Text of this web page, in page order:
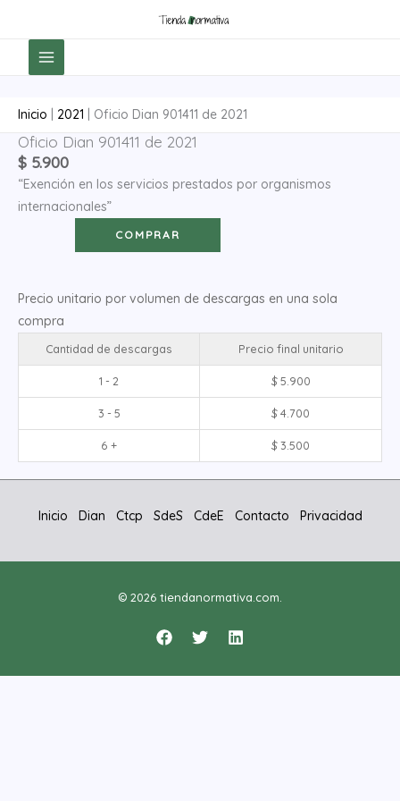
contenido
Inicio 2021 Oficio Dian 901411 de 2021
Oficio Dian 901411 de 2021
$ 5.900
“Exención en los servicios prestados por organismos
internacionales”
Oficio
Dian
901411
de
COMPRAR
Precio unitario por volumen de descargas en una sola
compra
Cantidad de descargas Precio final unitario
1 - 2 $5.900
3 - 5 $4.700
6 + $3.500
Inicio Dian Ctcp SdeS CdeE Contacto Privacidad
© 2026 tiendanormativa.com.